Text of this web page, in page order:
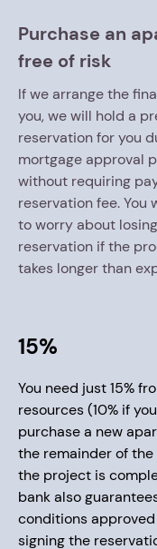
Purchase an
free of risk
If we arrange the
you, we will hold a
reservation for you
mortgage approval
without requiring
reservation fee. You
to worry about
reservation if the
takes longer than
15%
You need just 15%
resources (10% if
purchase a new
the remainder of
the project is
bank also
conditions
signing the